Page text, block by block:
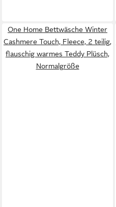
One Home Bettwäsche Winter
Cashmere Touch, Fleece, 2 teilig,
flauschig warmes Teddy Plüsch,
Normalgröße